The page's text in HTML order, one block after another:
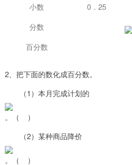
小数 0． 25
分数
百分数
2 、把下面的数化成百分数。
（1 ）本月完成计划的
。（ ）
（2）某种商品降价
。（ ）